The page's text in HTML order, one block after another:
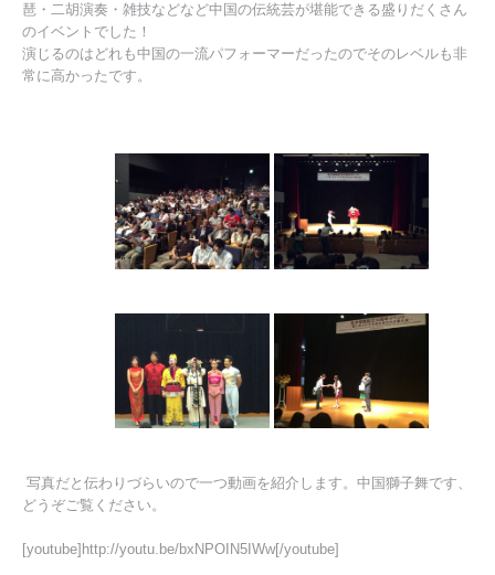
琶・二胡演奏・雑技などなど中国の伝統芸が堪能できる盛りだくさん
のイベントでした！
演じるのはどれも中国の一流パフォーマーだったのでそのレベルも非
常に高かったです。
写真だと伝わりづらいので一つ動画を紹介します。中国獅子舞です、
どうぞご覧ください。
[youtube]http://youtu.be/bxNPOIN5IWw[/youtube]